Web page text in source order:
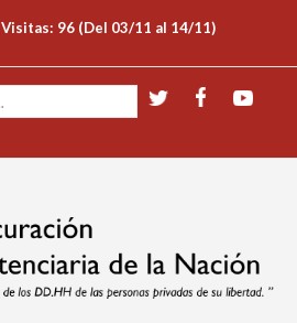
Visitas: 96 (Del 03/11 al 14/11)